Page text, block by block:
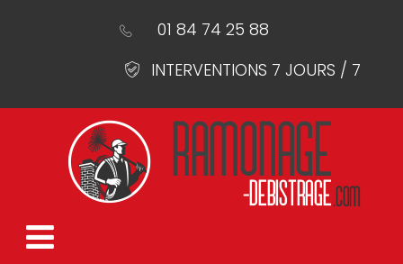
01 84 74 25 88
INTERVENTIONS 7 JOURS / 7